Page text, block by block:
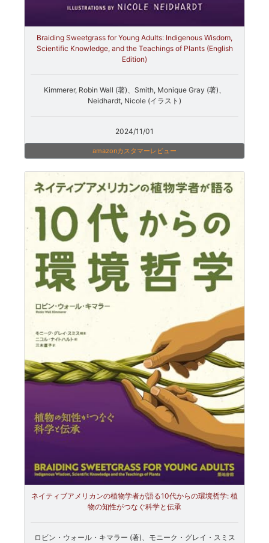
Braiding Sweetgrass for Young Adults: Indigenous Wisdom,
Scientific Knowledge, and the Teachings of Plants (English
Edition)
Kimmerer, Robin Wall (著)、Smith, Monique Gray (著)、
Neidhardt, Nicole (イラスト)
2024/11/01
amazonカスタマーレビュー
ネイティブアメリカンの植物学者が語る10代からの環境哲学: 植
物の知性がつなぐ科学と伝承
ロビン・ウォール・キマラー (著)、モニーク・グレイ・スミス